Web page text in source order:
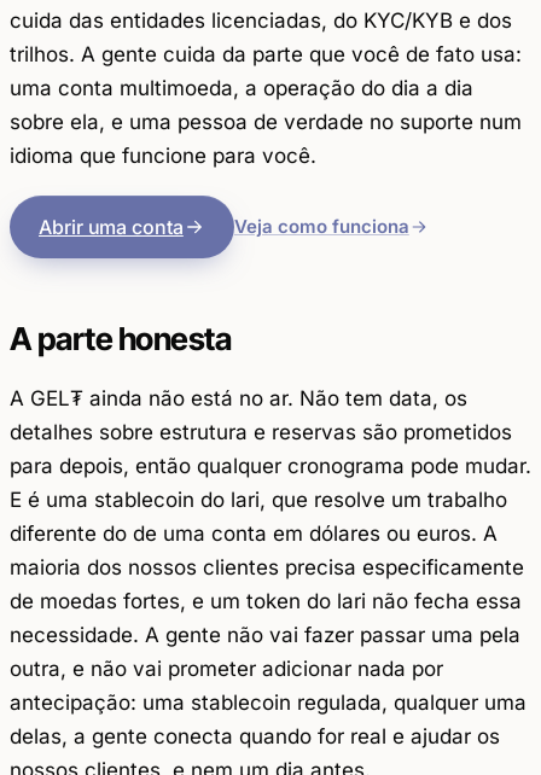
cuida das entidades licenciadas, do KYC/KYB e dos
trilhos. A gente cuida da parte que você de fato usa:
uma conta multimoeda, a operação do dia a dia
sobre ela, e uma pessoa de verdade no suporte num
idioma que funcione para você.
Abrir uma conta Veja como funciona
A parte honesta
A GEL₮ ainda não está no ar. Não tem data, os
detalhes sobre estrutura e reservas são prometidos
para depois, então qualquer cronograma pode mudar.
E é uma stablecoin do lari, que resolve um trabalho
diferente do de uma conta em dólares ou euros. A
maioria dos nossos clientes precisa especificamente
de moedas fortes, e um token do lari não fecha essa
necessidade. A gente não vai fazer passar uma pela
outra, e não vai prometer adicionar nada por
antecipação: uma stablecoin regulada, qualquer uma
delas, a gente conecta quando for real e ajudar os